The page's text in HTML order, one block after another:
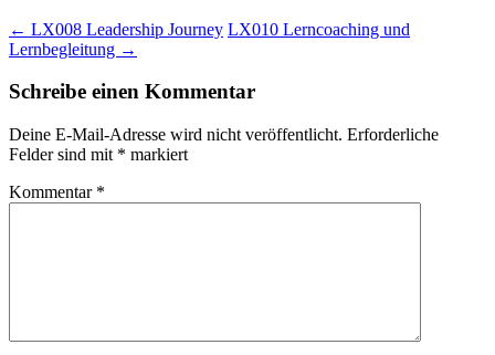
← LX008 Leadership Journey LX010 Lerncoaching und
Lernbegleitung →
Schreibe einen Kommentar
Deine E-Mail-Adresse wird nicht veröffentlicht. Erforderliche
Felder sind mit * markiert
Kommentar *